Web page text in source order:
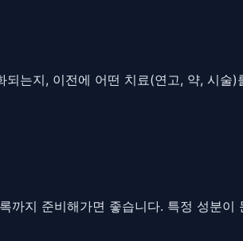
는지, 이전에 어떤 치료(연고, 약, 시
지 준비해가면 좋습니다. 특정 성분